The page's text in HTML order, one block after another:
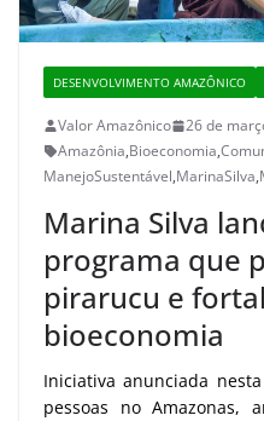
DESENVOLVIMENTO AMAZÔNICO
Valor Amazônico 26 de
Amazônia,Bioeconomia,
ManejoSustentável,MarinaSilva,
Marina Silva
programa que
pirarucu e
bioeconomia
Iniciativa anunciada
pessoas no Amazonas,